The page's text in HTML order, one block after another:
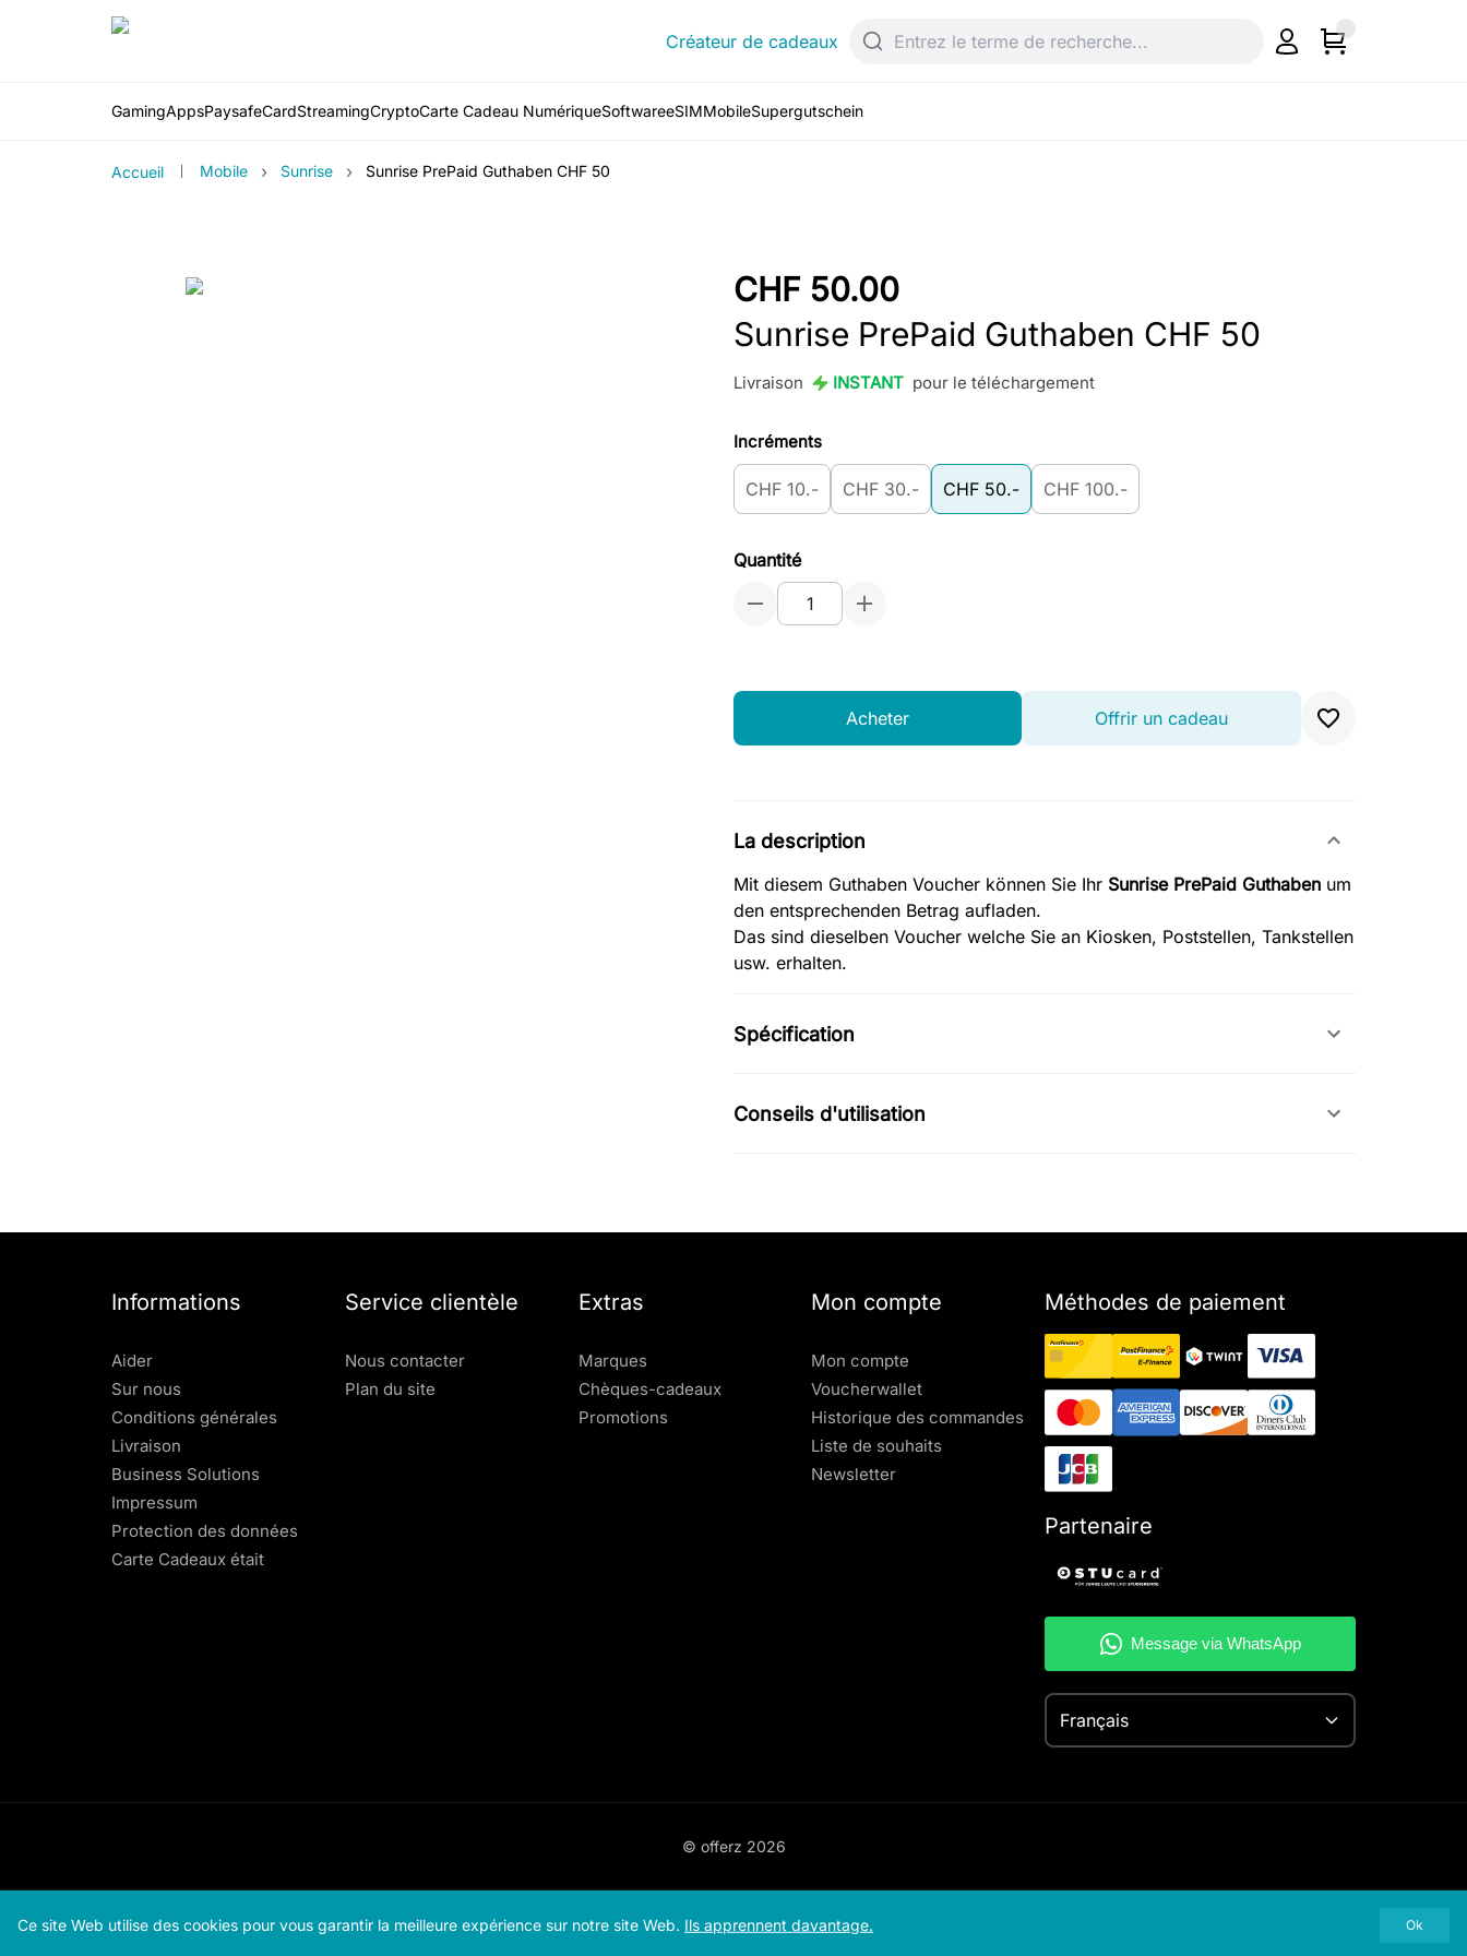
Créateur de cadeaux
GamingAppsPaysafeCardStreamingCryptoCarte Cadeau NumériqueSoftwareeSIMMobileSupergutschein
Accueil Mobile › Sunrise › Sunrise PrePaid Guthaben CHF 50
CHF 50.00
Sunrise PrePaid Guthaben CHF 50
Livraison INSTANT pour le téléchargement
Incréments
CHF 10.- CHF 30.- CHF 50.- CHF 100.-
Quantité
Acheter Offrir un cadeau
La description
Mit diesem Guthaben Voucher können Sie Ihr Sunrise PrePaid Guthaben um
den entsprechenden Betrag aufladen.
Das sind dieselben Voucher welche Sie an Kiosken, Poststellen, Tankstellen
usw. erhalten.
Spécification
Conseils d'utilisation
Informations
Aider
Sur nous
Conditions générales
Livraison
Business Solutions
Impressum
Protection des données
Carte Cadeaux était
Service clientèle
Nous contacter
Plan du site
Extras
Marques
Chèques-cadeaux
Promotions
Mon compte
Mon compte
Voucherwallet
Historique des commandes
Liste de souhaits
Newsletter
Méthodes de paiement
Partenaire
Français
© offerz 2026
Ce site Web utilise des cookies pour vous garantir la meilleure expérience sur notre site Web. Ils apprennent davantage. Ok